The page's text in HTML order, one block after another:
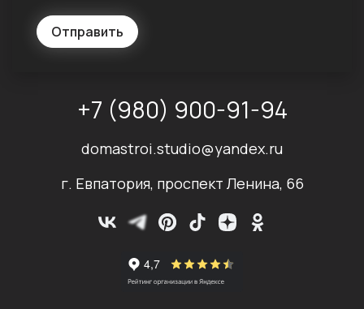
Отправить
+7 (980) 900-91-94
domastroi.studio@yandex.ru
г. Евпатория, проспект Ленина, 66